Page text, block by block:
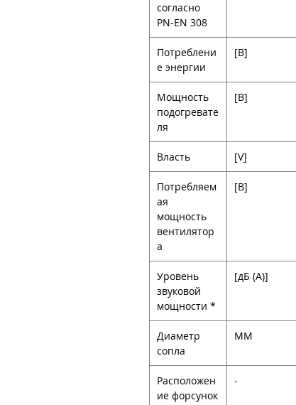
согласно
PN-EN 308
Потреблени
е энергии
[В]
Мощность
подогревате
ля
[В]
Власть [V]
Потребляем
ая
мощность
вентилятор
а
[В]
Уровень
звуковой
мощности *
[дБ (А)]
Диаметр
сопла
ММ
Расположен
ие форсунок
-